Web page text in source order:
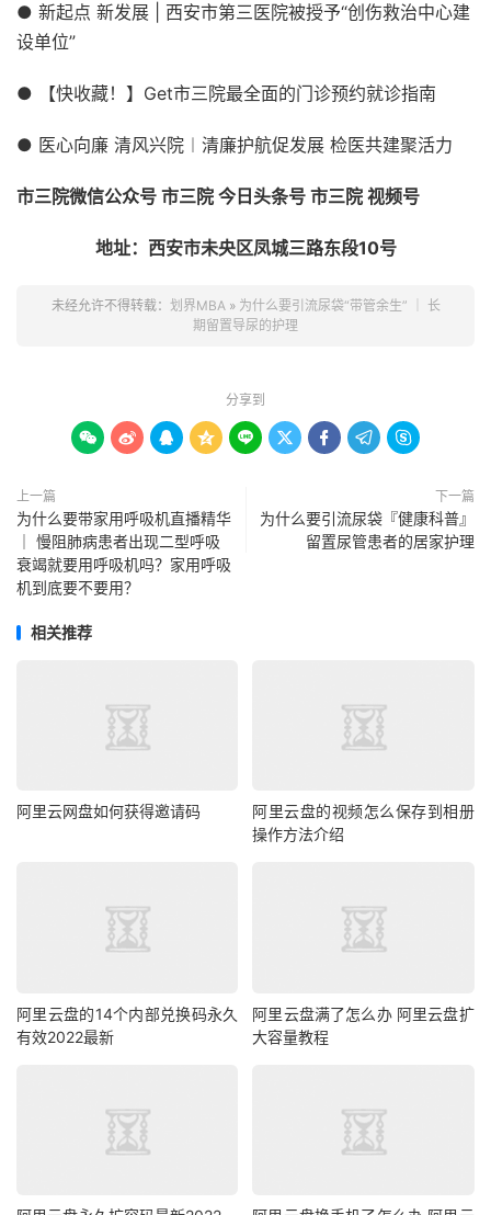
● 新起点 新发展 | 西安市第三医院被授予“创伤救治中心建
设单位”
● 【快收藏！】Get市三院最全面的门诊预约就诊指南
● 医心向廉 清风兴院︱清廉护航促发展 检医共建聚活力
市三院微信公众号 市三院 今日头条号 市三院 视频号
地址：西安市未央区凤城三路东段10号
未经允许不得转载： 划界MBA» 为什么要引流尿袋“带管余生” ｜ 长
期留置导尿的护理
分享到
        
上一篇
为什么要带家用呼吸机直播精华
｜ 慢阻肺病患者出现二型呼吸
衰竭就要用呼吸机吗？家用呼吸
机到底要不要用？
下一篇
为什么要引流尿袋『健康科普』
留置尿管患者的居家护理​
相关推荐
阿里云网盘如何获得邀请码
阿里云盘的视频怎么保存到相册
操作方法介绍
阿里云盘的14个内部兑换码永久
有效2022最新
阿里云盘满了怎么办 阿里云盘扩
大容量教程